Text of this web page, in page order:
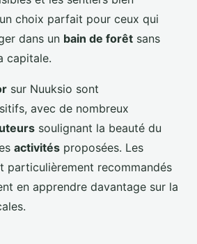
choix parfait pour ceux qui
dans un bain de forêt sans
capitale.
sur Nuuksio sont
avec de nombreux
soulignant la beauté du
activités proposées. Les
particulièrement recommandés
en apprendre davantage sur la